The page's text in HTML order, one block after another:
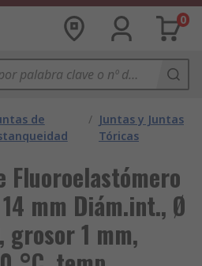
0
de
/ Juntas y Juntas
Tóricas
Fluoroelastómero
mm Diám.int., Ø
grosor 1 mm,